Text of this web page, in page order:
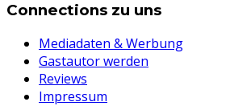
Connections zu uns
Mediadaten & Werbung
Gastautor werden
Reviews
Impressum